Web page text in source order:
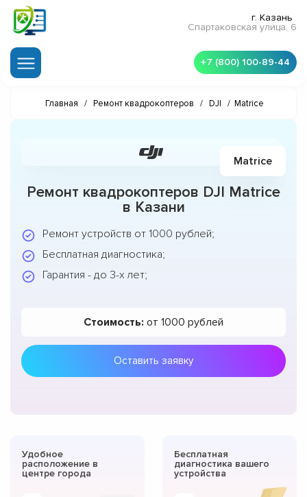
г. Казань
Спартаковская улица, 6
+7 (800) 100-89-44
Главная / Ремонт квадрокоптеров / DJI / Matrice
Ремонт квадрокоптеров DJI Matrice
в Казани
Ремонт устройств от 1000 рублей;
Бесплатная диагностика;
Гарантия - до 3-х лет;
Стоимость: от 1000 рублей
Оставить заявку
Matrice
Удобное
расположение в
центре города
Бесплатная
диагностика вашего
устройства